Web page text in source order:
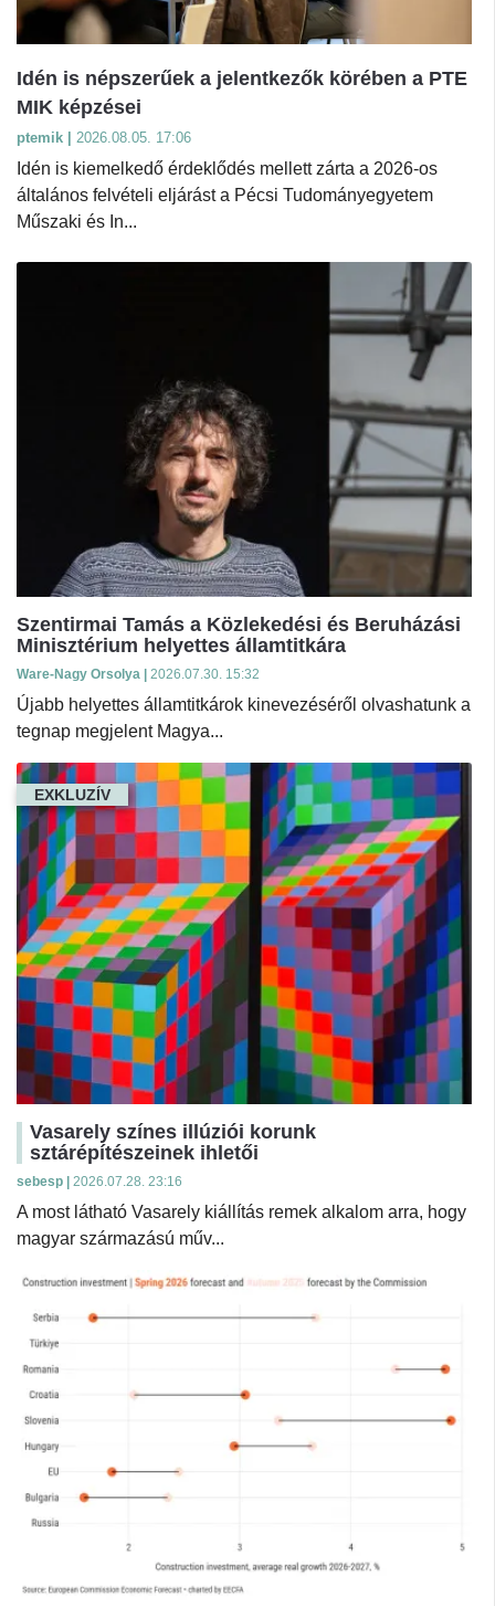
Idén is népszerűek a jelentkezők körében a PTE
MIK képzései
ptemik | 2026.08.05. 17:06
Idén is kiemelkedő érdeklődés mellett zárta a 2026-os
általános felvételi eljárást a Pécsi Tudományegyetem
Műszaki és In...
Szentirmai Tamás a Közlekedési és Beruházási
Minisztérium helyettes államtitkára
Ware-Nagy Orsolya | 2026.07.30. 15:32
Újabb helyettes államtitkárok kinevezéséről olvashatunk a
tegnap megjelent Magya...
EXKLUZÍV
Vasarely színes illúziói korunk
sztárépítészeinek ihletői
sebesp | 2026.07.28. 23:16
A most látható Vasarely kiállítás remek alkalom arra, hogy
magyar származású műv...